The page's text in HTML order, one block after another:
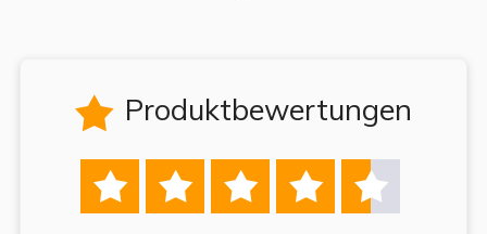
 Produktbewertungen
    